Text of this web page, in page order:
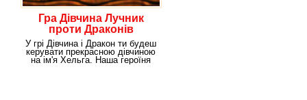
Гра Дівчина Лучник
проти Драконів
У грі Дівчина і Дракон ти будеш
керувати прекрасною дівчиною
на ім'я Хельга. Наша героїня